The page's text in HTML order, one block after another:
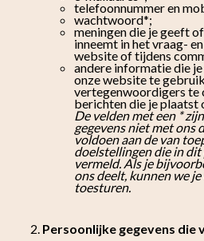
telefoonnummer en
wachtwoord*;
meningen die je geeft
inneemt in het vraag-
website of tijdens
andere informatie die
onze website te
vertegenwoordigers te
berichten die je plaatst
De velden met een *
gegevens niet met ons
voldoen aan de van
doelstellingen die in
vermeld. Als je
ons deelt, kunnen we
toesturen.
Persoonlijke gegevens die